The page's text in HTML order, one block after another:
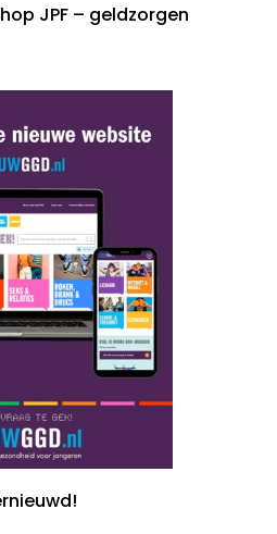
JPF – geldzorgen